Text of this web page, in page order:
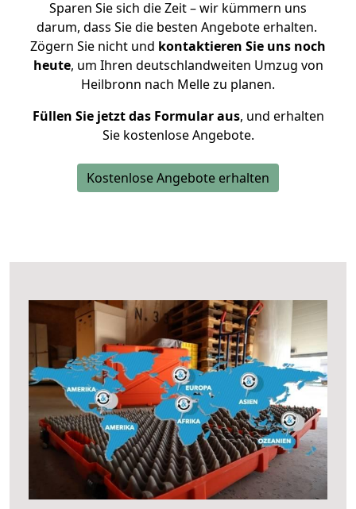
Sparen Sie sich die Zeit – wir kümmern uns
darum, dass Sie die besten Angebote erhalten.
Zögern Sie nicht und kontaktieren Sie uns noch
heute, um Ihren deutschlandweiten Umzug von
Heilbronn nach Melle zu planen.
Füllen Sie jetzt das Formular aus, und erhalten
Sie kostenlose Angebote.
Kostenlose Angebote erhalten